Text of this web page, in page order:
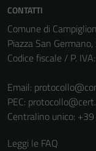
CONTATTI
Comune di
Piazza San
Codice fiscale / P.
Email:
PEC:
Centralino unico:
Leggi le FAQ